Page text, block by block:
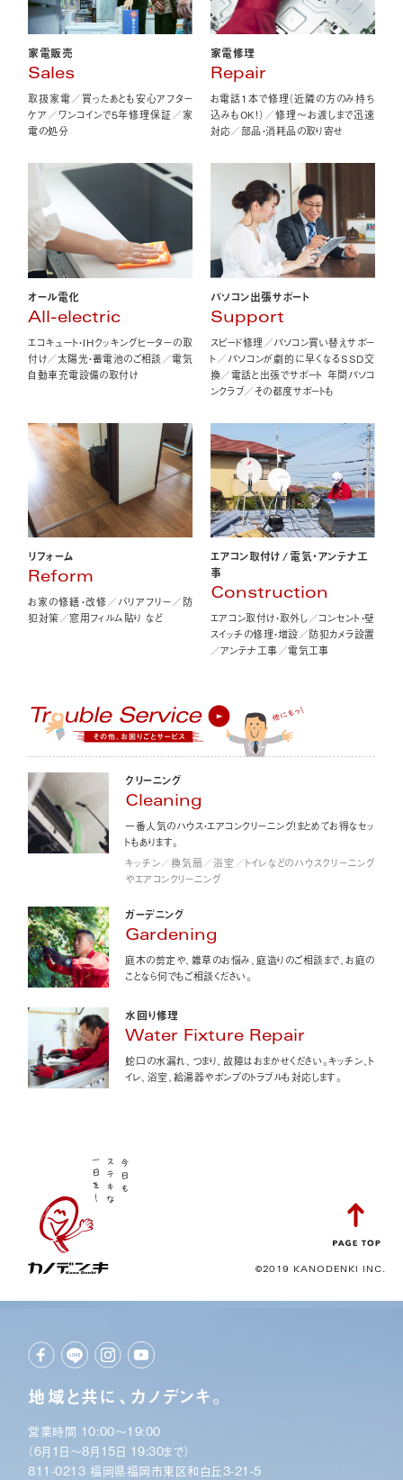
家電販売
Sales
取扱家電／買ったあとも安心アフター
ケア／ワンコインで5年修理保証／家
電の処分
家電修理
Repair
お電話1本で修理（近隣の方のみ持ち
込みもOK！）／修理〜お渡しまで迅速
対応／部品・消耗品の取り寄せ
オール電化
All-electric
エコキュート・IHクッキングヒーターの取
付け／太陽光・蓄電池のご相談／電気
自動車充電設備の取付け
パソコン出張サポート
Support
スピード修理／パソコン買い替えサポー
ト／パソコンが劇的に早くなるSSD交
換／電話と出張でサポート 年間パソコ
ンクラブ／その都度サポートも
リフォーム
Reform
お家の修繕・改修／バリアフリー／防
犯対策／窓用フィルム貼り など
エアコン取付け/電気・アンテナ工
事
Construction
エアコン取付け・取外し／コンセント・壁
スイッチの修理・増設／防犯カメラ設置
／アンテナ工事／電気工事
クリーニング
Cleaning
一番人気のハウス・エアコンクリーニング！まとめてお得なセッ
トもあります。
キッチン／換気扇／浴室／トイレなどのハウスクリーニング
やエアコンクリーニング
ガーデニング
Gardening
庭木の剪定や、雑草のお悩み、庭造りのご相談まで、お庭の
ことなら何でもご相談ください。
水回り修理
Water Fixture Repair
蛇口の水漏れ、つまり、故障はおまかせください。キッチン、ト
イレ、浴室、給湯器やポンプのトラブルも対応します。
©2019 KANODENKI INC.
地域と共に、カノデンキ。
営業時間 10:00〜19:00
（6月1日〜8月15日 19:30まで）
811-0213 福岡県福岡市東区和白丘3-21-5